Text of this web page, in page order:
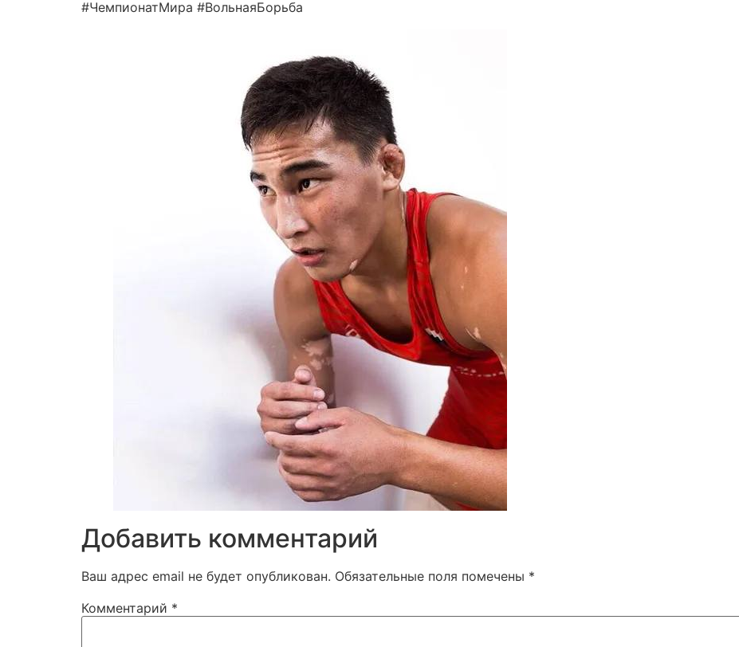
#ЧемпионатМира #ВольнаяБорьба
Добавить комментарий
Ваш адрес email не будет опубликован. Обязательные поля помечены *
Комментарий *